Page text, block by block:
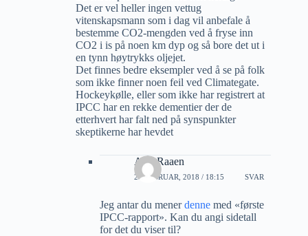
Det er vel heller ingen vettug
vitenskapsmann som i dag vil anbefale å
bestemme CO2-mengden ved å fryse inn
CO2 i is på noen km dyp og så bore det ut i
en tynn høytrykks oljejet.
Det finnes bedre eksempler ved å se på folk
som ikke finner noen feil ved Climategate.
Hockeykølle, eller som ikke har registrert at
IPCC har en rekke dementier der de
etterhvert har falt ned på synspunkter
skeptikerne har hevdet
A M Raaen
23 FEBRUAR, 2018 / 18:15 SVAR
Jeg antar du menerdenne med «første
IPCC-rapport». Kan du angi sidetall
for det du viser til?